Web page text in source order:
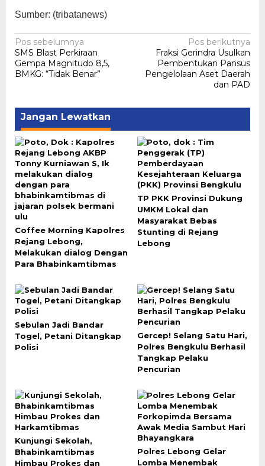
Sumber: (tribatanews)
Navigasi
pos
Pos sebelumnya
SMS Blast Perkiraan
Gempa Magnitudo 8,5,
BMKG: “Tidak Benar”
Pos berikutnya
Fraksi Gerindra Usulkan
Pembentukan Pansus
Pengelolaan Aset Daerah
dan PAD
Jangan Lewatkan
Coffee Morning Kapolres
Rejang Lebong,
Melakukan dialog Dengan
Para Bhabinkamtibmas
TP PKK Provinsi Dukung
UMKM Lokal dan
Masyarakat Bebas
Stunting di Rejang
Lebong
Sebulan Jadi Bandar
Togel, Petani Ditangkap
Polisi
Gercep! Selang Satu Hari,
Polres Bengkulu Berhasil
Tangkap Pelaku
Pencurian
Kunjungi Sekolah,
Bhabinkamtibmas
Himbau Prokes dan
Polres Lebong Gelar
Lomba Menembak